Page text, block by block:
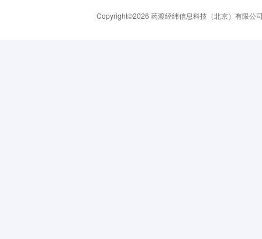
Copyright©2026 药渡经纬信息科技（北京）有限公